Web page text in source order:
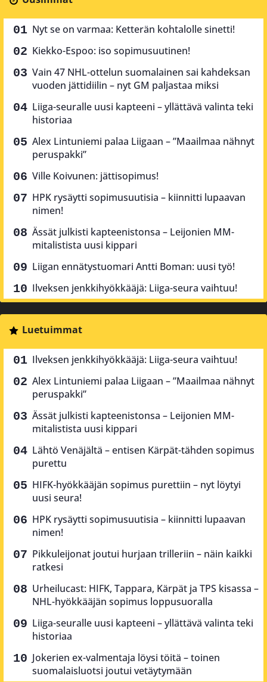
Nyt se on varmaa: Ketterän kohtalolle sinetti!
Kiekko-Espoo: iso sopimusuutinen!
Vain 47 NHL-ottelun suomalainen sai kahdeksan
vuoden jättidiilin – nyt GM paljastaa miksi
Liiga-seuralle uusi kapteeni – yllättävä valinta teki
historiaa
Alex Lintuniemi palaa Liigaan – ”Maailmaa nähnyt
peruspakki”
Ville Koivunen: jättisopimus!
HPK rysäytti sopimusuutisia – kiinnitti lupaavan
nimen!
Ässät julkisti kapteenistonsa – Leijonien MM-
mitalistista uusi kippari
Liigan ennätystuomari Antti Boman: uusi työ!
Ilveksen jenkkihyökkääjä: Liiga-seura vaihtuu!
Luetuimmat
Ilveksen jenkkihyökkääjä: Liiga-seura vaihtuu!
Alex Lintuniemi palaa Liigaan – ”Maailmaa nähnyt
peruspakki”
Ässät julkisti kapteenistonsa – Leijonien MM-
mitalistista uusi kippari
Lähtö Venäjältä – entisen Kärpät-tähden sopimus
purettu
HIFK-hyökkääjän sopimus purettiin – nyt löytyi
uusi seura!
HPK rysäytti sopimusuutisia – kiinnitti lupaavan
nimen!
Pikkuleijonat joutui hurjaan trilleriin – näin kaikki
ratkesi
Urheilucast: HIFK, Tappara, Kärpät ja TPS kisassa –
NHL-hyökkääjän sopimus loppusuoralla
Liiga-seuralle uusi kapteeni – yllättävä valinta teki
historiaa
Jokerien ex-valmentaja löysi töitä – toinen
suomalaisluotsi joutui vetäytymään